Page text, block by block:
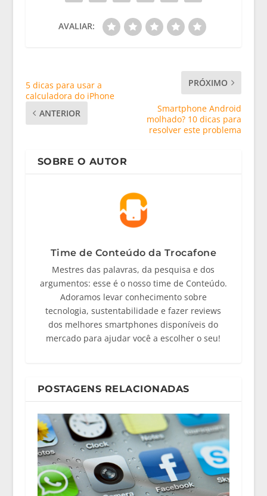
AVALIAR:
5 dicas para usar a
calculadora do iPhone
ANTERIOR
PRÓXIMO
Smartphone Android
molhado? 10 dicas para
resolver este problema
SOBRE O AUTOR
Time de Conteúdo da Trocafone
Mestres das palavras, da pesquisa e dos
argumentos: esse é o nosso time de Conteúdo.
Adoramos levar conhecimento sobre
tecnologia, sustentabilidade e fazer reviews
dos melhores smartphones disponíveis do
mercado para ajudar você a escolher o seu!
POSTAGENS RELACIONADAS